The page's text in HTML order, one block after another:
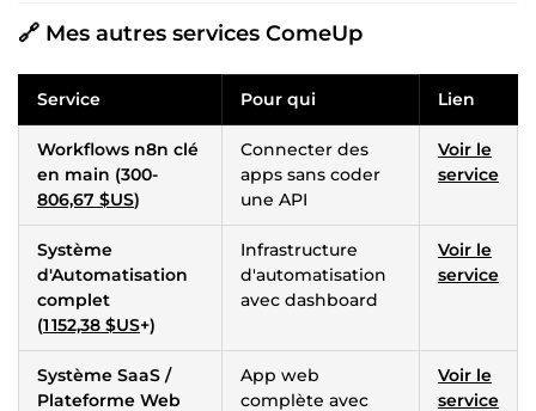
🔗 Mes autres services ComeUp
Service Pour qui Lien
Workflows n8n clé
en main (300-
806,67 $US)
Connecter des
apps sans coder
une API
Voir le
service
Système
d'Automatisation
complet
(1 152,38 $US+)
Infrastructure
d'automatisation
avec dashboard
Voir le
service
Système SaaS /
Plateforme Web
App web
complète avec
Voir le
service